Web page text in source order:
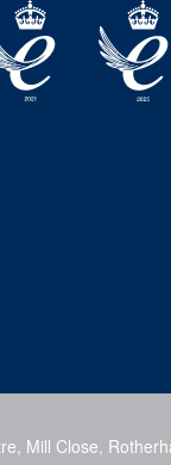
Mill Close,